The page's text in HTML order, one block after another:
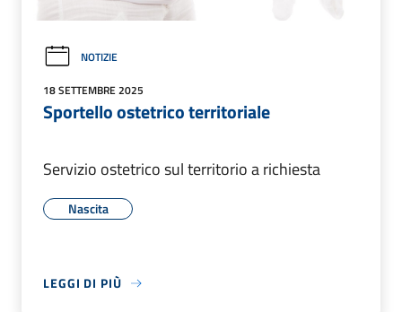
NOTIZIE
18 SETTEMBRE 2025
Sportello ostetrico territoriale
Servizio ostetrico sul territorio a richiesta
Nascita
LEGGI DI PIÙ